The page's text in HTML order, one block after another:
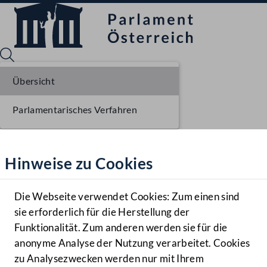
Hilfe
Benutzer
Navigationsmenü öffnen
MENÜ
Hinweise zu Cookies
Die Webseite verwendet Cookies: Zum einen sind
sie erforderlich für die Herstellung der
Funktionalität. Zum anderen werden sie für die
anonyme Analyse der Nutzung verarbeitet. Cookies
zu Analysezwecken werden nur mit Ihrem
Übersicht
Parlamentarisches Verfahren